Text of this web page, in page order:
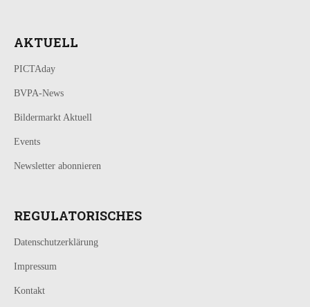
AKTUELL
PICTAday
BVPA-News
Bildermarkt Aktuell
Events
Newsletter abonnieren
REGULATORISCHES
Datenschutzerklärung
Impressum
Kontakt